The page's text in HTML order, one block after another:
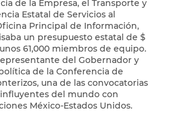
de la Empresa, el Transporte y
Estatal de Servicios al
Principal de Información,
un presupuesto estatal de $
61,000 miembros de equipo.
del Gobernador y
de la Conferencia de
una de las convocatorias
del mundo con
México-Estados Unidos.